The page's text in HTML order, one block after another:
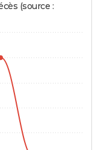
(source :